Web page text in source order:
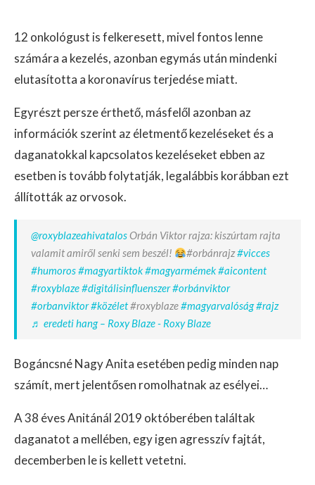
12 onkológust is felkeresett, mivel fontos lenne
számára a kezelés, azonban egymás után mindenki
elutasította a koronavírus terjedése miatt.
Egyrészt persze érthető, másfelől azonban az
információk szerint az életmentő kezeléseket és a
daganatokkal kapcsolatos kezeléseket ebben az
esetben is tovább folytatják, legalábbis korábban ezt
állították az orvosok.
@roxyblazeahivatalosOrbán Viktor rajza: kiszúrtam rajta
valamit amiről senki sem beszél!
#orbánrajz#vicces
#humoros#magyartiktok#magyarmémek#aicontent
#roxyblaze#digitálisinfluenszer#orbánviktor
#orbanviktor#közélet#roxyblaze#magyarvalóság#rajz
♬ eredeti hang – Roxy Blaze - Roxy Blaze
Bogáncsné Nagy Anita esetében pedig minden nap
számít, mert jelentősen romolhatnak az esélyei…
A 38 éves Anitánál 2019 októberében találtak
daganatot a mellében, egy igen agresszív fajtát,
decemberben le is kellett vetetni.